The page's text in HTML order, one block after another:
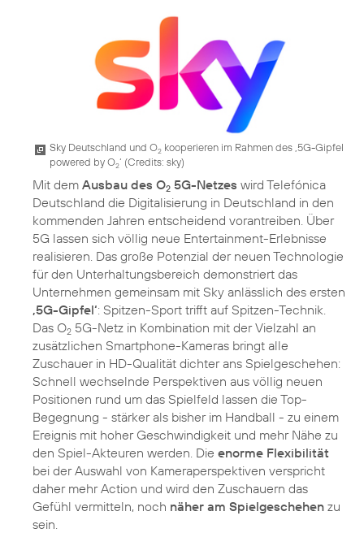
Sky Deutschland und O2 kooperieren im Rahmen des ‚5G-Gipfel
powered by O2‘ (Credits: sky)
Mit dem Ausbau des O2 5G-Netzes wird Telefónica
Deutschland die Digitalisierung in Deutschland in den
kommenden Jahren entscheidend vorantreiben. Über
5G lassen sich völlig neue Entertainment-Erlebnisse
realisieren. Das große Potenzial der neuen Technologie
für den Unterhaltungsbereich demonstriert das
Unternehmen gemeinsam mit Sky anlässlich des ersten
‚5G-Gipfel‘: Spitzen-Sport trifft auf Spitzen-Technik.
Das O2 5G-Netz in Kombination mit der Vielzahl an
zusätzlichen Smartphone-Kameras bringt alle
Zuschauer in HD-Qualität dichter ans Spielgeschehen:
Schnell wechselnde Perspektiven aus völlig neuen
Positionen rund um das Spielfeld lassen die Top-
Begegnung - stärker als bisher im Handball - zu einem
Ereignis mit hoher Geschwindigkeit und mehr Nähe zu
den Spiel-Akteuren werden. Die enorme Flexibilität
bei der Auswahl von Kameraperspektiven verspricht
daher mehr Action und wird den Zuschauern das
Gefühl vermitteln, noch näher am Spielgeschehen zu
sein.